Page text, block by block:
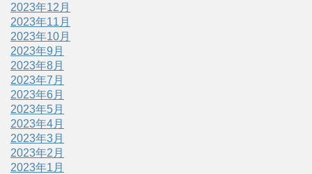
2023年12月
2023年11月
2023年10月
2023年9月
2023年8月
2023年7月
2023年6月
2023年5月
2023年4月
2023年3月
2023年2月
2023年1月